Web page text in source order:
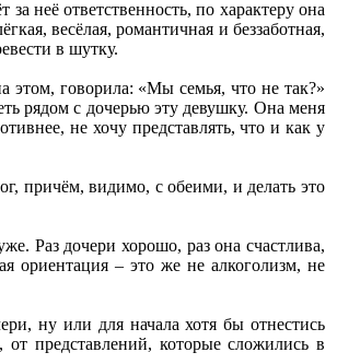
неё ответственность, по характеру она
весёлая, романтичная и беззаботная,
в шутку.
этом, говорила: «Мы семья, что не так?»
рядом с дочерью эту девушку. Она меня
не хочу представлять, что и как у
причём, видимо, с обеими, и делать это
Раз дочери хорошо, раз она счастлива,
ориентация – это же не алкоголизм, не
ну или для начала хотя бы отнестись
представлений, которые сложились в